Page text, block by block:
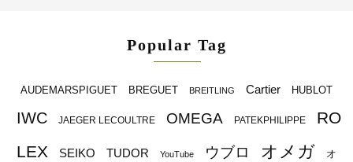
Popular Tag
AUDEMARSPIGUET BREGUET BREITLING Cartier HUBLOT
IWC JAEGER LECOULTRE OMEGA PATEKPHILIPPE
RO
LEX
SEIKO TUDOR YouTube ウブロ オメガ オ